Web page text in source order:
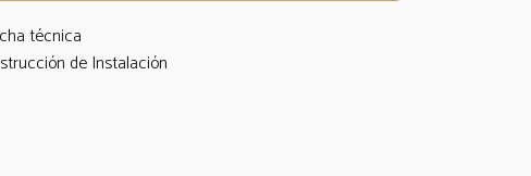
técnica
de Instalación